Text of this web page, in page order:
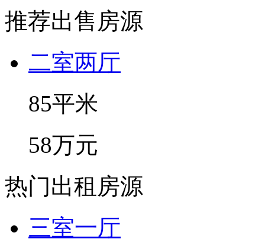
推荐出售房源
二室两厅
85平米
58万元
热门出租房源
三室一厅